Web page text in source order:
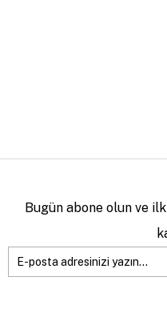
Bugün abone olun ve ilk